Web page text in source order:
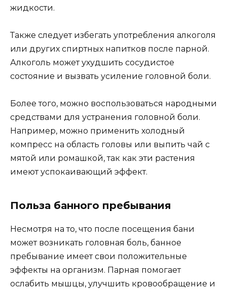
жидкости.
Также следует избегать употребления алкоголя
или других спиртных напитков после парной.
Алкоголь может ухудшить сосудистое
состояние и вызвать усиление головной боли.
Более того, можно воспользоваться народными
средствами для устранения головной боли.
Например, можно применить холодный
компресс на область головы или выпить чай с
мятой или ромашкой, так как эти растения
имеют успокаивающий эффект.
Польза банного пребывания
Несмотря на то, что после посещения бани
может возникать головная боль, банное
пребывание имеет свои положительные
эффекты на организм. Парная помогает
ослабить мышцы, улучшить кровообращение и